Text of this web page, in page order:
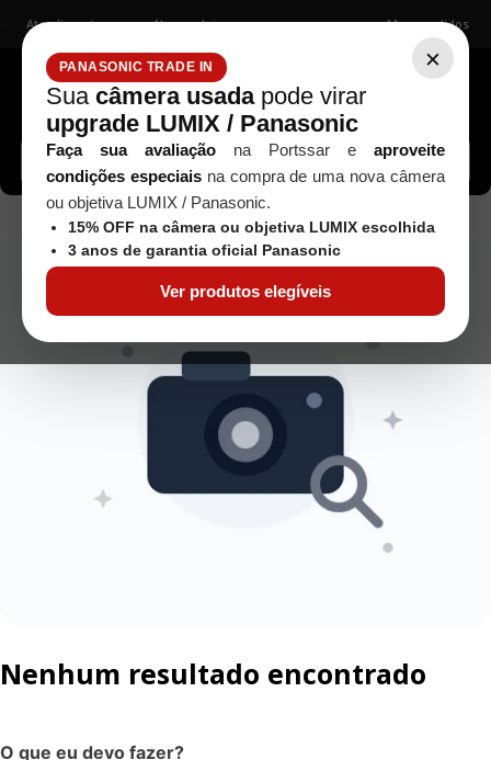
×
PANASONIC TRADE IN
Sua câmera usadapode virar
upgrade LUMIX / Panasonic
Faça sua avaliação na Portssar e aproveite
condições especiaisna compra de uma nova câmera
ou objetiva LUMIX / Panasonic.
15% OFF na câmera ou objetiva LUMIX escolhida
3 anos de garantia oficial Panasonic
Ver produtos elegíveis
Atendimento Nossas lojas Meus pedidos
Buscar câmeras, lentes, acessórios...
camera-canon-eos-r7---seminova
Nenhum resultado encontrado
O que eu devo fazer?